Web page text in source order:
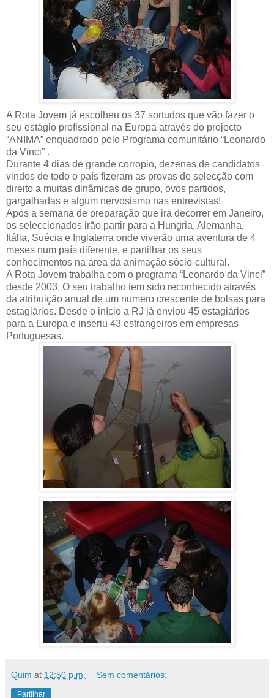
A Rota Jovem já escolheu os 37 sortudos que vão fazer o
seu estágio profissional na Europa através do projecto
“ANIMA” enquadrado pelo Programa comunitário “Leonardo
da Vinci” .
Durante 4 dias de grande corropio, dezenas de candidatos
vindos de todo o país fizeram as provas de selecção com
direito a muitas dinâmicas de grupo, ovos partidos,
gargalhadas e algum nervosismo nas entrevistas!
Após a semana de preparação que irá decorrer em Janeiro,
os seleccionados irão partir para a Hungria, Alemanha,
Itália, Suécia e Inglaterra onde viverão uma aventura de 4
meses num país diferente, e partilhar os seus
conhecimentos na área da animação sócio-cultural.
A Rota Jovem trabalha com o programa “Leonardo da Vinci”
desde 2003. O seu trabalho tem sido reconhecido através
da atribuição anual de um numero crescente de bolsas para
estagiários. Desde o início a RJ já enviou 45 estagiários
para a Europa e inseriu 43 estrangeiros em empresas
Portuguesas.
Quim at 12:50 p.m. Sem comentários:
Partilhar